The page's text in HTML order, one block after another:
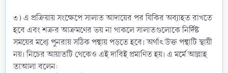
৩) এ প্রক্রিয়ায় সংক্ষেপে সালাত আদায়ের পর যিকির অব্যাহত রাখতে
হবে এবং শত্রুর আক্রমণের ভয় না থাকলে সালাতগুলোকে নির্দিষ্ট
সময়ের মধ্যে পুনরায় সঠিক পন্থায় পড়তে হবে। অর্থাৎ উক্ত পন্থাটি স্থায়ী
নয়। নিচের আয়াতটি থেকেও এই দাবিই প্রমাণিত হয়। এ মর্মে আল্লাহ
তাআলা বলেন: